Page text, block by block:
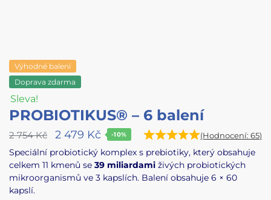
Výhodné balení
Doprava zdarma
Sleva!
PROBIOTIKUS® – 6 balení
2 754Kč 2 479 Kč (Hodnocení: 65)
-10%
Speciální probiotický komplex s prebiotiky, který obsahuje
celkem 11 kmenů se 39 miliardami živých probiotických
mikroorganismů ve 3 kapslích. Balení obsahuje 6 × 60
kapslí.